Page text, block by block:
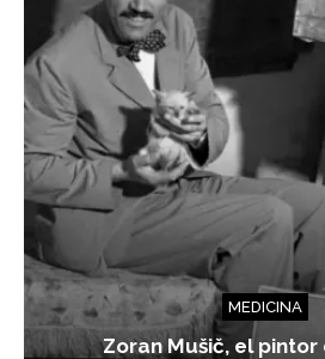
MEDICINA
Zoran Mušič, el pintor